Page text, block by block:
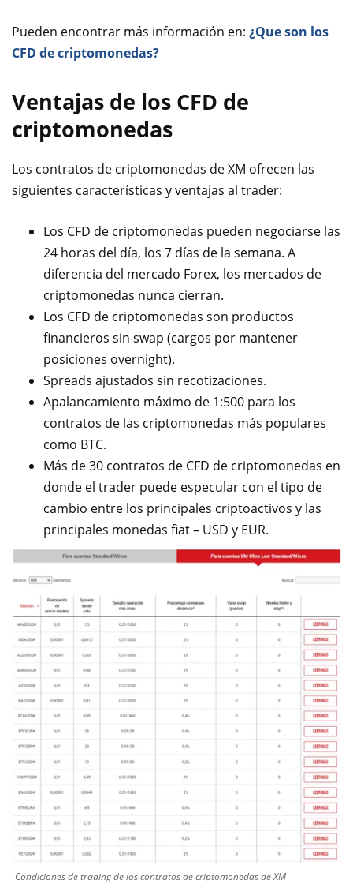
Pueden encontrar más información en: ¿Que son los
CFD de criptomonedas?
Ventajas de los CFD de
criptomonedas
Los contratos de criptomonedas de XM ofrecen las
siguientes características y ventajas al trader:
Los CFD de criptomonedas pueden negociarse las
24 horas del día, los 7 días de la semana. A
diferencia del mercado Forex, los mercados de
criptomonedas nunca cierran.
Los CFD de criptomonedas son productos
financieros sin swap (cargos por mantener
posiciones overnight).
Spreads ajustados sin recotizaciones.
Apalancamiento máximo de 1:500 para los
contratos de las criptomonedas más populares
como BTC.
Más de 30 contratos de CFD de criptomonedas en
donde el trader puede especular con el tipo de
cambio entre los principales criptoactivos y las
principales monedas fiat – USD y EUR.
Condiciones de trading de los contratos de criptomonedas de XM